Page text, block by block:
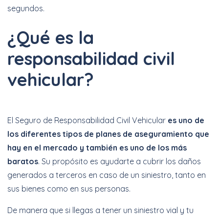
segundos.
¿Qué es la
responsabilidad civil
vehicular?
El Seguro de Responsabilidad Civil Vehicular es uno de
los diferentes tipos de planes de aseguramiento que
hay en el mercado y también es uno de los más
baratos. Su propósito es ayudarte a cubrir los daños
generados a terceros en caso de un siniestro, tanto en
sus bienes como en sus personas.
De manera que si llegas a tener un siniestro vial y tu